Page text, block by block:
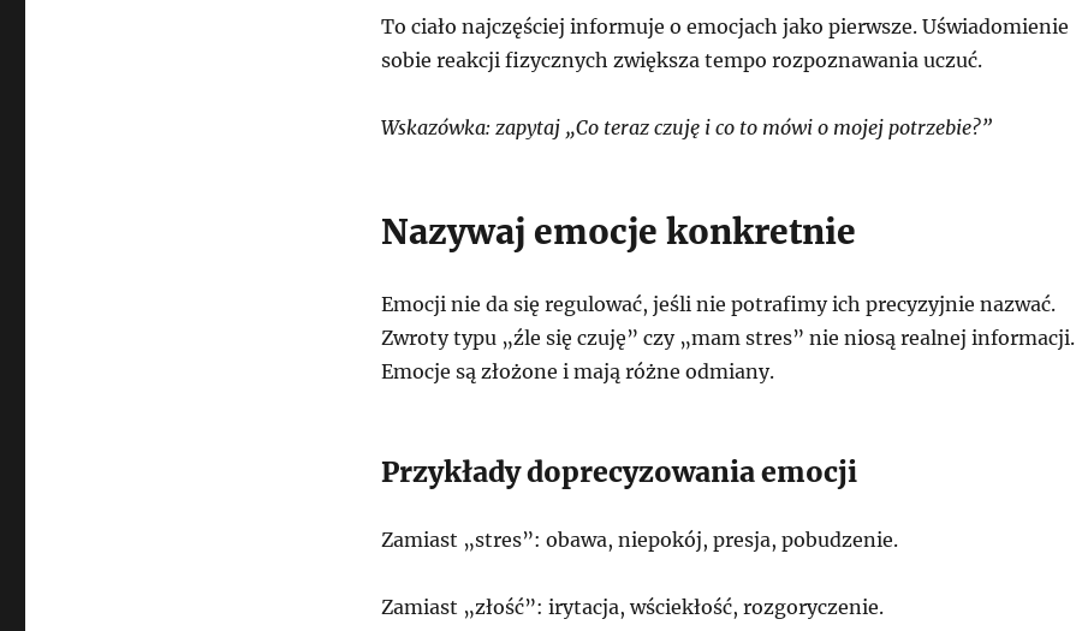
To ciało najczęściej informuje o emocjach jako pierwsze. Uświadomienie
sobie reakcji fizycznych zwiększa tempo rozpoznawania uczuć.
Wskazówka: zapytaj „Co teraz czuję i co to mówi o mojej potrzebie?”
Nazywaj emocje konkretnie
Emocji nie da się regulować, jeśli nie potrafimy ich precyzyjnie nazwać.
Zwroty typu „źle się czuję” czy „mam stres” nie niosą realnej informacji.
Emocje są złożone i mają różne odmiany.
Przykłady doprecyzowania emocji
Zamiast „stres”: obawa, niepokój, presja, pobudzenie.
Zamiast „złość”: irytacja, wściekłość, rozgoryczenie.